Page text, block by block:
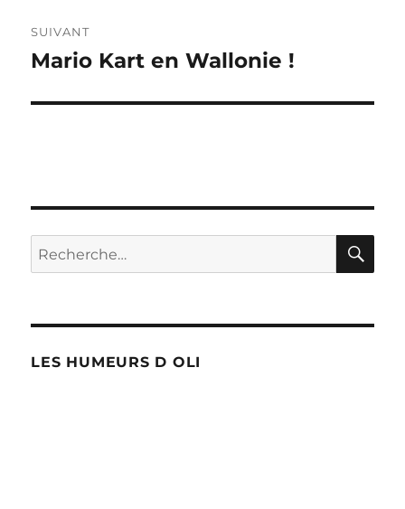
SUIVANT
Publication
Mario Kart en Wallonie !
Recherche
pour :
LES HUMEURS D OLI